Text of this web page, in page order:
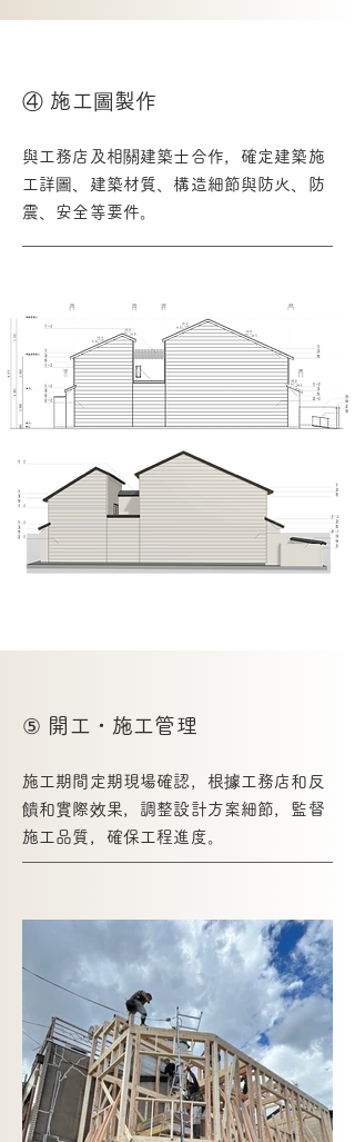
④ 施工圖製作
與工務店及相關建築士合作，確定建築施
工詳圖、建築材質、構造細節與防火、防
震、安全等要件。
⑤ 開工・施工管理
施工期間定期現場確認，根據工務店和反
饋和實際效果，調整設計方案細節，監督
施工品質，確保工程進度。